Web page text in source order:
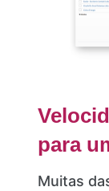
para
Muitas